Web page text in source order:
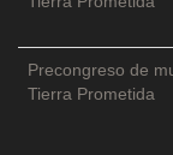
Precongreso de
Tierra Prometida